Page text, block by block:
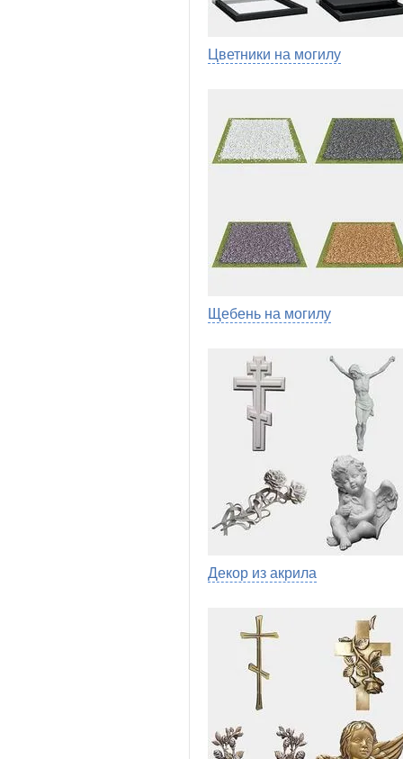
Цветники на могилу
Щебень на могилу
Декор из акрила